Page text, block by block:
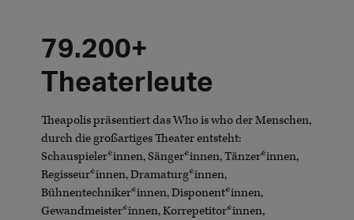
79.200+
Theaterleute
Theapolis präsentiert das Who is who der Menschen,
durch die großartiges Theater entsteht:
Schauspieler*innen, Sänger*innen, Tänzer*innen,
Regisseur*innen, Dramaturg*innen,
Bühnentechniker*innen, Disponent*innen,
Gewandmeister*innen, Korrepetitor*innen,